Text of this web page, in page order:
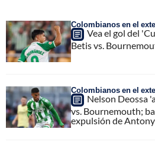
Colombianos en el
Vea el gol del
Betis vs.
Colombianos en el
Nelson Deossa
vs. Bournemouth;
expulsión de Antony